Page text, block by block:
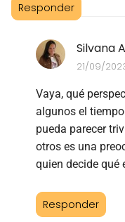
Responder
Silvana
21/09/
Vaya, qué
algunos el
pueda parecer
otros es una
quien decide qué
Responder